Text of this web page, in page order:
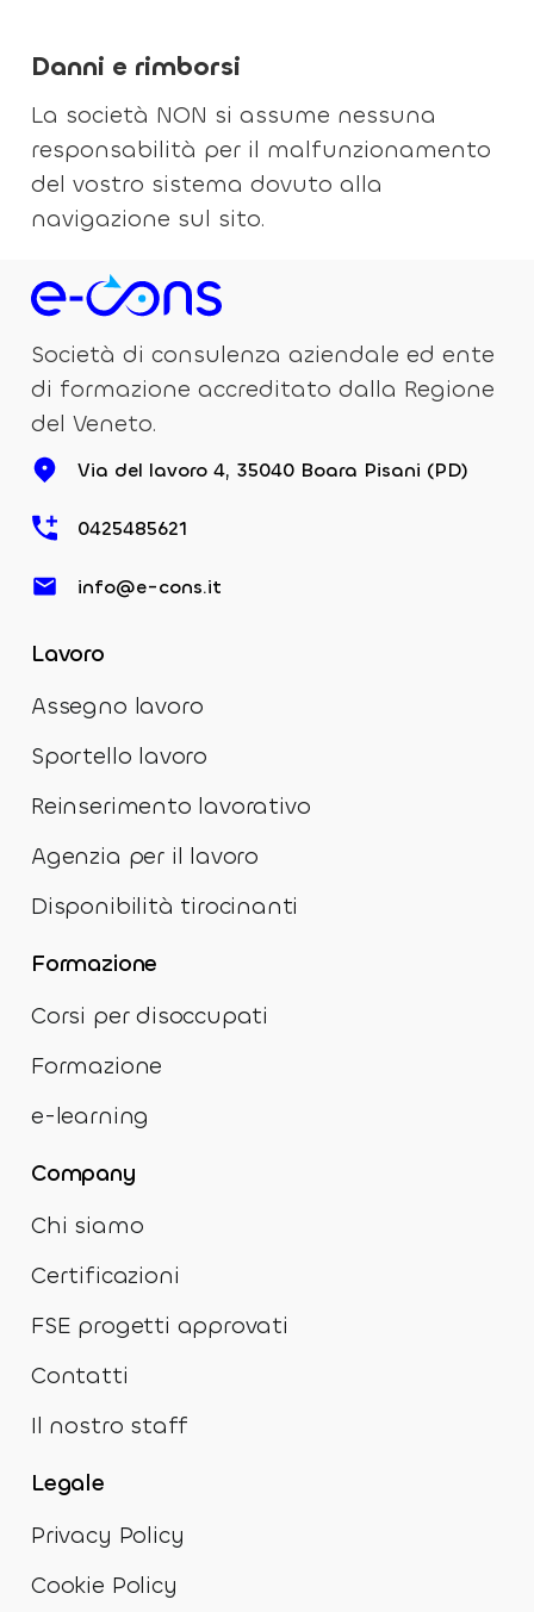
Danni e rimborsi
La società NON si assume nessuna
responsabilità per il malfunzionamento
del vostro sistema dovuto alla
navigazione sul sito.
Società di consulenza aziendale ed ente
di formazione accreditato dalla Regione
del Veneto.
Via del lavoro 4, 35040 Boara Pisani (PD)
0425485621
info@e-cons.it
Lavoro
Assegno lavoro
Sportello lavoro
Reinserimento lavorativo
Agenzia per il lavoro
Disponibilità tirocinanti
Formazione
Corsi per disoccupati
Formazione
e-learning
Company
Chi siamo
Certificazioni
FSE progetti approvati
Contatti
Il nostro staff
Legale
Privacy Policy
Cookie Policy